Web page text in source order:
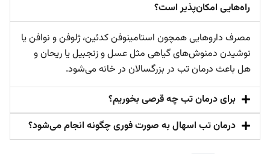
راه‌هایی امکان‌پذیر است؟
مصرف داروهایی همچون استامینوفن کدئین، ژلوفن و نوافن یا
نوشیدن دمنوش‌های گیاهی مثل عسل و زنجبیل یا ریحان و
هل باعث درمان تب در بزرگسالان در خانه می‌شود.
برای درمان تب چه قرصی بخوریم؟
درمان تب اسهال به صورت فوری چگونه انجام می‌شود؟